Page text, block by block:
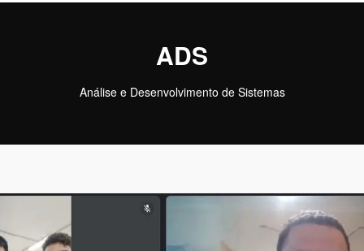
ADS
Análise e Desenvolvimento de Sistemas